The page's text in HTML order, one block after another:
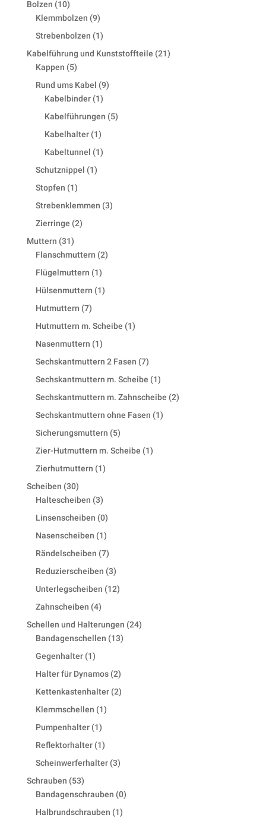
Bolzen 1010
products
Klemmbolzen 99
products
Strebenbolzen 11
product
Kabelführung und Kunststoffteile 2121
Kappen 55
products
Rund ums Kabel 99
Kabelbinder 11
product
Kabelführungen 55
Kabelhalter 11
product
Kabeltunnel 11
Schutznippel 11
Stopfen 11
Strebenklemmen 33
Zierringe 22
Muttern 3131
products
Flanschmuttern 22
Flügelmuttern 11
product
Hülsenmuttern 11
Hutmuttern 77
products
Hutmuttern m. Scheibe 11
Nasenmuttern 11
product
Sechskantmuttern 2 Fasen 77
products
Sechskantmuttern m. Scheibe 11
product
Sechskantmuttern m. Zahnscheibe 22
Sechskantmuttern ohne Fasen 11
Sicherungsmuttern 55
products
Zier-Hutmuttern m. Scheibe 11
Zierhutmuttern 11
Scheiben 3030
products
Haltescheiben 33
products
Linsenscheiben 00
products
Nasenscheiben 11
product
Rändelscheiben 77
products
Reduzierscheiben 33
products
Unterlegscheiben 1212
Zahnscheiben 44
products
Schellen und Halterungen 2424
Bandagenschellen 1313
Gegenhalter 11
product
Halter für Dynamos 22
products
Kettenkastenhalter 22
Klemmschellen 11
Pumpenhalter 11
product
Reflektorhalter 11
product
Scheinwerferhalter 33
Schrauben 5353
products
Bandagenschrauben 00
Halbrundschrauben 11